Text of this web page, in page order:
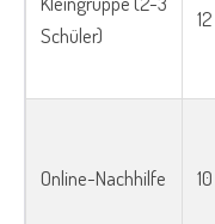
Schüler)
Online-Nachhilfe